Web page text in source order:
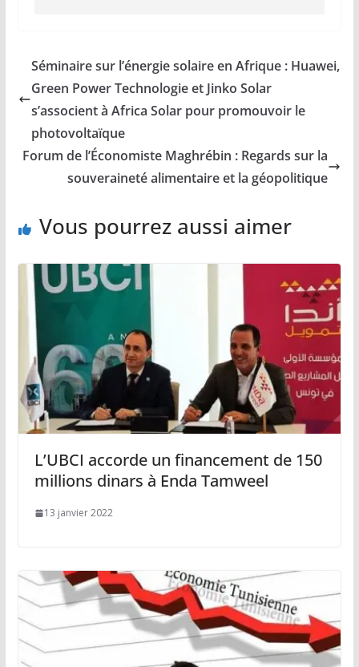
Séminaire sur l’énergie solaire en Afrique : Huawei,
Green Power Technologie et Jinko Solar
s’associent à Africa Solar pour promouvoir le
photovoltaïque
Forum de l’Économiste Maghrébin : Regards sur la
souveraineté alimentaire et la géopolitique
Vous pourrez aussi aimer
L’UBCI accorde un financement de 150
millions dinars à Enda Tamweel
13 janvier 2022